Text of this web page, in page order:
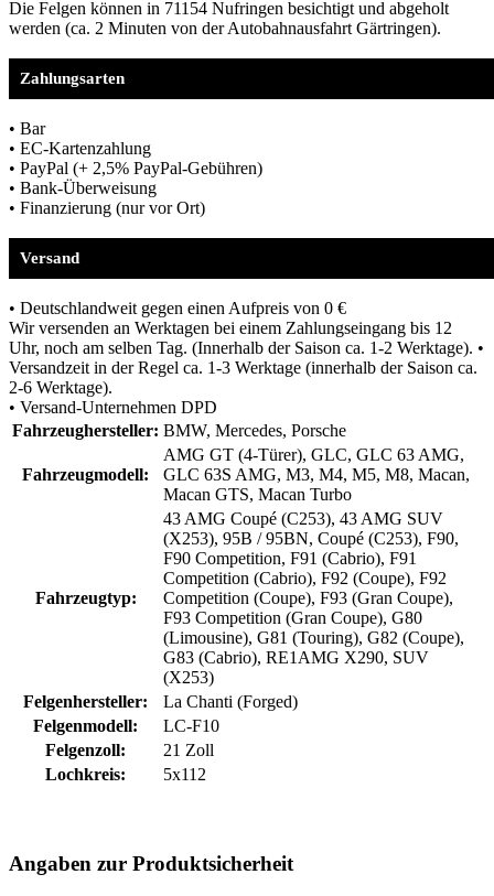
Die Felgen können in 71154 Nufringen besichtigt und abgeholt
werden (ca. 2 Minuten von der Autobahnausfahrt Gärtringen).
Zahlungsarten
• Bar
• EC-Kartenzahlung
• PayPal (+ 2,5% PayPal-Gebühren)
• Bank-Überweisung
• Finanzierung (nur vor Ort)
Versand
• Deutschlandweit gegen einen Aufpreis von 0 €
Wir versenden an Werktagen bei einem Zahlungseingang bis 12
Uhr, noch am selben Tag. (Innerhalb der Saison ca. 1-2 Werktage). •
Versandzeit in der Regel ca. 1-3 Werktage (innerhalb der Saison ca.
2-6 Werktage).
• Versand-Unternehmen DPD
Fahrzeughersteller: BMW, Mercedes, Porsche
Fahrzeugmodell:
AMG GT (4-Türer), GLC, GLC 63 AMG,
GLC 63S AMG, M3, M4, M5, M8, Macan,
Macan GTS, Macan Turbo
Fahrzeugtyp:
43 AMG Coupé (C253), 43 AMG SUV
(X253), 95B / 95BN, Coupé (C253), F90,
F90 Competition, F91 (Cabrio), F91
Competition (Cabrio), F92 (Coupe), F92
Competition (Coupe), F93 (Gran Coupe),
F93 Competition (Gran Coupe), G80
(Limousine), G81 (Touring), G82 (Coupe),
G83 (Cabrio), RE1AMG X290, SUV
(X253)
Felgenhersteller:
La Chanti (Forged)
Felgenmodell:
LC-F10
Felgenzoll:
21 Zoll
Lochkreis:
5x112
Angaben zur Produktsicherheit